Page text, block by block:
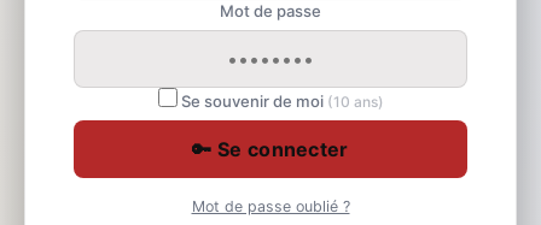
Mot de passe
Se souvenir de moi (10 ans)
🔑 Se connecter
Mot de passe oublié ?